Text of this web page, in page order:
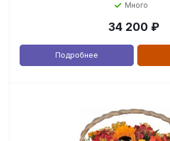
Много
34 200 ₽
Подробнее